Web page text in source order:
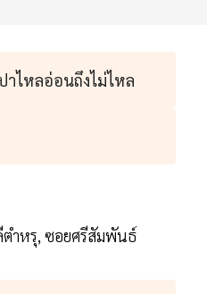
าไหลอ่อนถึงไม่ไหล
ำหรุ, ซอยศรีสัมพันธ์